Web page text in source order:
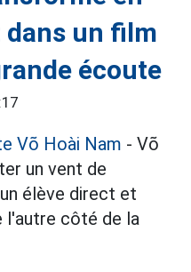
un film
écoute
Võ Hoài Nam - Võ
un vent de
élève direct et
l'autre côté de la